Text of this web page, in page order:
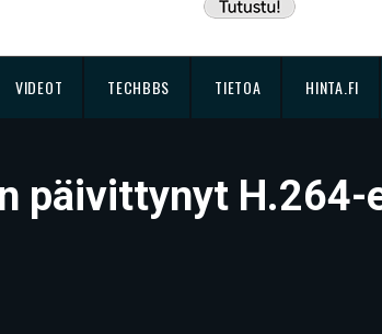
VIDEOT TECHBBS TIETOA HINTA.FI
päivittynyt H.264-